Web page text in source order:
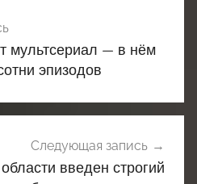
мультсериал — в нём
эпизодов
Следующая запись
введен строгий